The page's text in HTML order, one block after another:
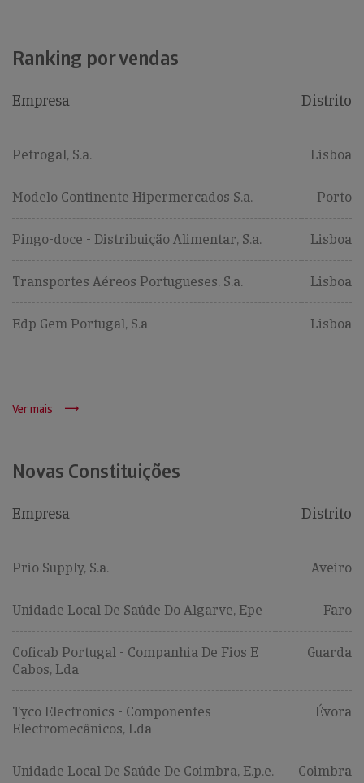
Ranking por vendas
Empresa Distrito
Petrogal, S.a. Lisboa
Modelo Continente Hipermercados S.a. Porto
Pingo-doce - Distribuição Alimentar, S.a. Lisboa
Transportes Aéreos Portugueses, S.a. Lisboa
Edp Gem Portugal, S.a Lisboa
Ver mais
Novas Constituições
Empresa Distrito
Prio Supply, S.a. Aveiro
Unidade Local De Saúde Do Algarve, Epe Faro
Coficab Portugal - Companhia De Fios E
Cabos, Lda
Guarda
Tyco Electronics - Componentes
Electromecânicos, Lda
Évora
Unidade Local De Saúde De Coimbra, E.p.e. Coimbra